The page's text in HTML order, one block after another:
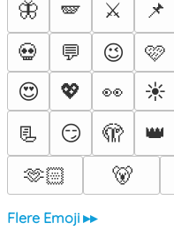
🦋
🪽 ⚔️ 📌
💀
💬 😉 🩷
😍
💖 👀 ☀️
📃
😏 🫣 👑
🫶🏻
🐻
Flere Emoji ▸▸